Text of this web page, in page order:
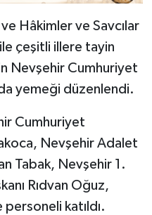
Hâkimler ve Savcılar
çeşitli illere tayin
Nevşehir Cumhuriyet
yemeği düzenlendi.
Cumhuriyet
Nevşehir Adalet
Tabak, Nevşehir 1.
Rıdvan Oğuz,
personeli katıldı.